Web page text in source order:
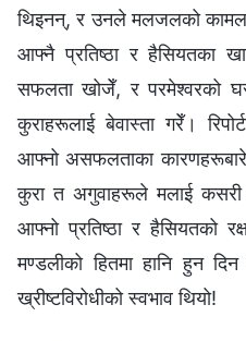
थिइनन्, र उनले मलजलको
आफ्नै प्रतिष्ठा र हैसियतका
सफलता खोजेँ, र परमेश्‍वरको
कुराहरूलाई बेवास्ता गरेँ।
आफ्नो असफलताका
कुरा त अगुवाहरूले मलाई कसरी
आफ्नो प्रतिष्ठा र हैसियतको
मण्डलीको हितमा हानि हुन
ख्रीष्टविरोधीको स्वभाव थियो!